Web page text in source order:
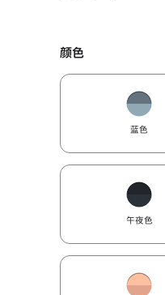
颜色
蓝色
午夜色